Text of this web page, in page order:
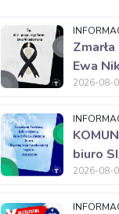
Ewa
2026-08-
biuro
2026-08-